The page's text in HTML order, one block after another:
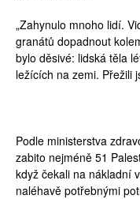
„Zahynulo mnoho lidí.
granátů dopadnout
bylo děsivé: lidská těla
ležících na zemi. Přežili
Podle ministerstva
zabito nejméně 51
když čekali na nákladní
naléhavě potřebnými